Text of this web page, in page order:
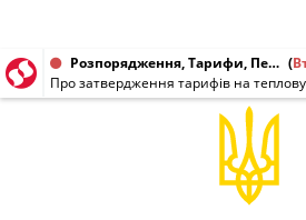
Розпорядження, Тарифи, Перелік від 30.10.2008 № 1488 (